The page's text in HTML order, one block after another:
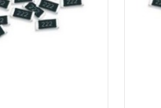
/ DÉTAILS